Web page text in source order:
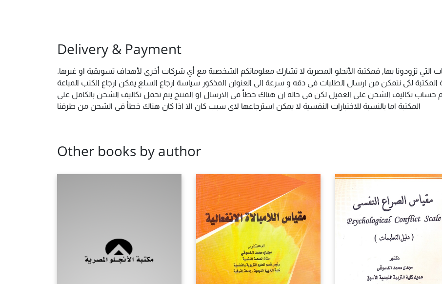
Delivery & Payment
التي تزودونا بها, فمكتبة الأنجلو المصرية لا تشارك معلوماتكم الشخصية مع أي شركات أخرى لأهداف تسويقية او غيرها.
لكى نتمكن من ارسال الطلبات فى دقه و سرعة الى العنوان المذكور سياسة ارجاع السلع يمكن ارجاع الكتب المباعة
حساب تكاليف الشحن على العميل لكن فى حاله ان هناك خطأ فى الارسال او المنتج يتم تحمل تكاليف الشحن بالكامل على
المكتبة اما بالنسبة للاختبارات النفسية لا يمكن استرجاعها لاى سبب كان الا اذا كان هناك خطأ فى الشحن من طرفنا
Other books by author